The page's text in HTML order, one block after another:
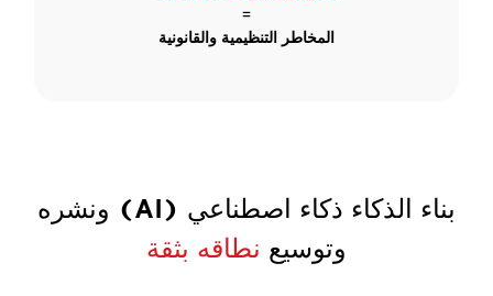
=
المخاطر التنظيمية والقانونية
بناء الذكاء ذكاء اصطناعي (AI) ونشره
وتوسيع نطاقه بثقة